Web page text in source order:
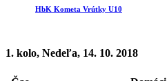
HbK Kometa Vrútky U10
1. kolo, Nedeľa, 14. 10. 2018